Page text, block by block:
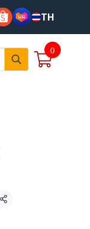
TH
0
แชร์